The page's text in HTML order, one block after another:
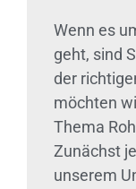
Wenn es
geht, sind
der
möchten
Thema
Zunächst
unserem